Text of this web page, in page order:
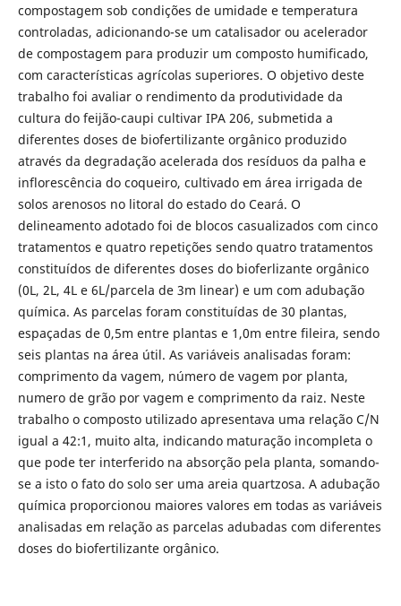
compostagem sob condições de umidade e temperatura
controladas, adicionando-se um catalisador ou acelerador
de compostagem para produzir um composto humificado,
com características agrícolas superiores. O objetivo deste
trabalho foi avaliar o rendimento da produtividade da
cultura do feijão-caupi cultivar IPA 206, submetida a
diferentes doses de biofertilizante orgânico produzido
através da degradação acelerada dos resíduos da palha e
inflorescência do coqueiro, cultivado em área irrigada de
solos arenosos no litoral do estado do Ceará. O
delineamento adotado foi de blocos casualizados com cinco
tratamentos e quatro repetições sendo quatro tratamentos
constituídos de diferentes doses do bioferlizante orgânico
(0L, 2L, 4L e 6L/parcela de 3m linear) e um com adubação
química. As parcelas foram constituídas de 30 plantas,
espaçadas de 0,5m entre plantas e 1,0m entre fileira, sendo
seis plantas na área útil. As variáveis analisadas foram:
comprimento da vagem, número de vagem por planta,
numero de grão por vagem e comprimento da raiz. Neste
trabalho o composto utilizado apresentava uma relação C/N
igual a 42:1, muito alta, indicando maturação incompleta o
que pode ter interferido na absorção pela planta, somando-
se a isto o fato do solo ser uma areia quartzosa. A adubação
química proporcionou maiores valores em todas as variáveis
analisadas em relação as parcelas adubadas com diferentes
doses do biofertilizante orgânico.